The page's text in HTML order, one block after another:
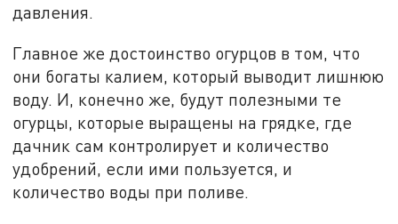
давления.
Главное же достоинство огурцов в том, что
они богаты калием, который выводит лишнюю
воду. И, конечно же, будут полезными те
огурцы, которые выращены на грядке, где
дачник сам контролирует и количество
удобрений, если ими пользуется, и
количество воды при поливе.